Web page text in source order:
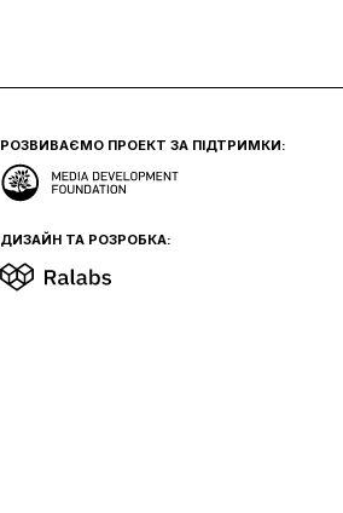
РОЗВИВАЄМО ПРОЕКТ ЗА ПІДТРИМКИ:
ДИЗАЙН ТА РОЗРОБКА: